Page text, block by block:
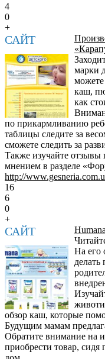
4
0
+
САЙТ
марки
можете
каш,
как
по прикармливанию
таблицы следите за
сможете следить за
Также изучайте отзывы
мнением в разделе
http://
16
6
0
+
САЙТ
На его
обзор каш, которые
Будущим мамам
Обратите внимание на
приобрести товар,